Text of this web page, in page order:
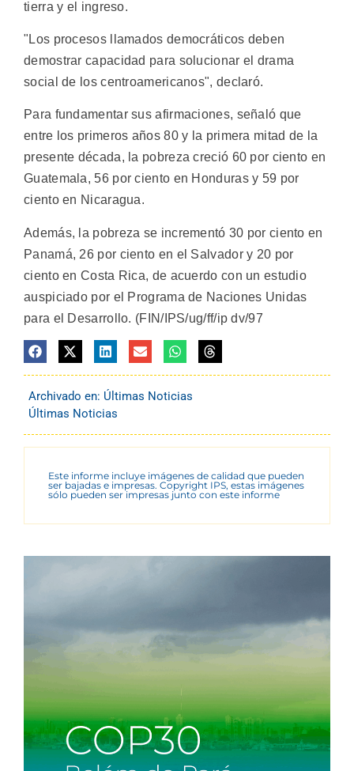
tierra y el ingreso.
"Los procesos llamados democráticos deben
demostrar capacidad para solucionar el drama
social de los centroamericanos", declaró.
Para fundamentar sus afirmaciones, señaló que
entre los primeros años 80 y la primera mitad de la
presente década, la pobreza creció 60 por ciento en
Guatemala, 56 por ciento en Honduras y 59 por
ciento en Nicaragua.
Además, la pobreza se incrementó 30 por ciento en
Panamá, 26 por ciento en el Salvador y 20 por
ciento en Costa Rica, de acuerdo con un estudio
auspiciado por el Programa de Naciones Unidas
para el Desarrollo. (FIN/IPS/ug/ff/ip dv/97
Archivado en: Últimas Noticias
Últimas Noticias
Este informe incluye imágenes de calidad que pueden
ser bajadas e impresas. Copyright IPS, estas imágenes
sólo pueden ser impresas junto con este informe